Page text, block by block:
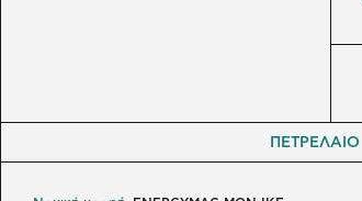
ΠΕΤΡΕΛΑΙΟ